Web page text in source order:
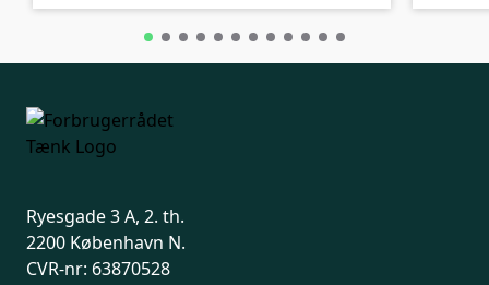
Ryesgade 3 A, 2. th.
2200 København N.
CVR-nr: 63870528